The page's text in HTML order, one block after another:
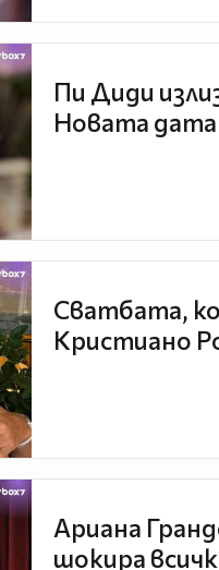
Пи Диди
Новата дата
Сватбата,
Кристиано
Ариана
шокира